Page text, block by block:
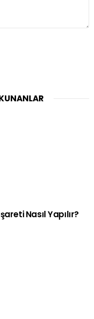
Nasıl Yapılır?